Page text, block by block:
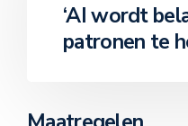
‘AI wordt
patronen te